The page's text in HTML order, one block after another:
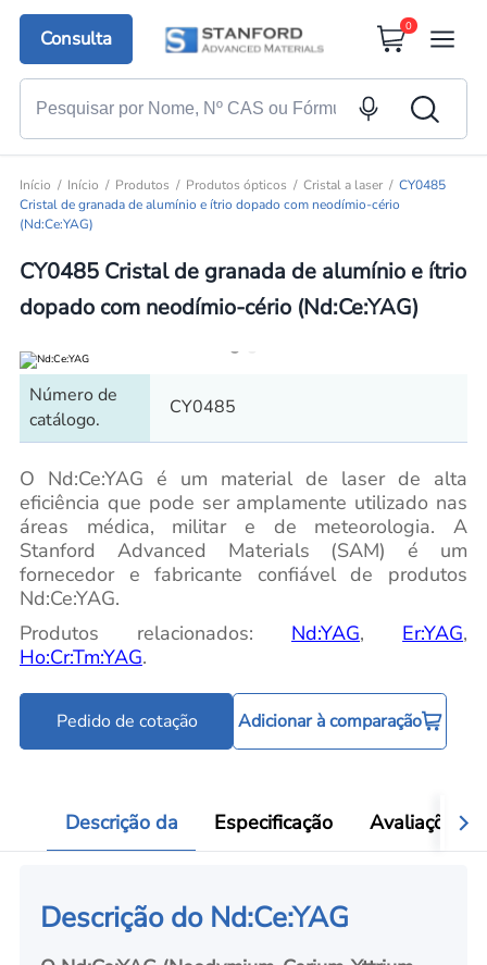
Consulta
0
Início Início Produtos Produtos ópticos Cristal a laser
CY0485
Cristal de granada de alumínio e ítrio dopado com neodímio-cério
(Nd:Ce:YAG)
CY0485 Cristal de granada de alumínio e ítrio
dopado com neodímio-cério (Nd:Ce:YAG)
Número de
catálogo.
CY0485
O Nd:Ce:YAG é um material de laser de alta
eficiência que pode ser amplamente utilizado nas
áreas médica, militar e de meteorologia. A
Stanford Advanced Materials (SAM) é um
fornecedor e fabricante confiável de produtos
Nd:Ce:YAG.
Produtos relacionados: Nd:YAG, Er:YAG,
Ho:Cr:Tm:YAG.
Pedido de cotação Adicionar à comparação
Descrição da Especificação Avaliações
Descrição do Nd:Ce:YAG